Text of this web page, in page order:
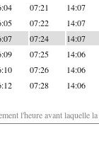
07:21 14:07
07:22 14:07
07:24 14:07
07:25 14:06
07:26 14:06
07:28 14:06
l'heure avant laquelle